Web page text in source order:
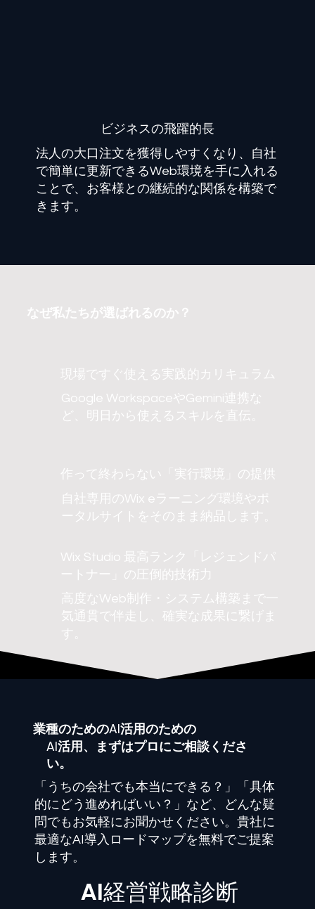
​ビジネスの飛躍的長
法人の大口注文を獲得しやすくなり、自社
で簡単に更新できるWeb環境を手に入れる
ことで、お客様との継続的な関係を構築で
きます。
なぜ私たちが選ばれるのか？
現場ですぐ使える実践的カリキュラム
Google WorkspaceやGemini連携な
ど、明日から使えるスキルを直伝。
作って終わらない「実行環境」の提供
自社専用のWix eラーニング環境やポ
ータルサイトをそのまま納品します。
Wix Studio 最高ランク「レジェンドパ
ートナー」の圧倒的技術力
高度なWeb制作・システム構築まで一
気通貫で伴走し、確実な成果に繋げま
す。
業種のためのAI活用のための
AI活用、まずはプロにご相談くださ
い。
「うちの会社でも本当にできる？」「具体
的にどう進めればいい？」など、どんな疑
問でもお気軽にお聞かせください。貴社に
最適なAI導入ロードマップを無料でご提案
します。
​AI経営戦略診断